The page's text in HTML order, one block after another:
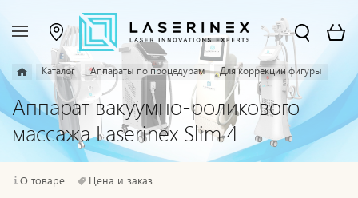
Каталог Аппараты по процедурам Для коррекции фигуры
Аппарат вакуумно-роликового
массажа Laserinex Slim 4
О товаре Цена и заказ